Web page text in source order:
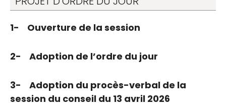
1- Ouverture de la session
2- Adoption de l’ordre du jour
3- Adoption du procès-verbal de la
session du conseil du 13 avril 2026